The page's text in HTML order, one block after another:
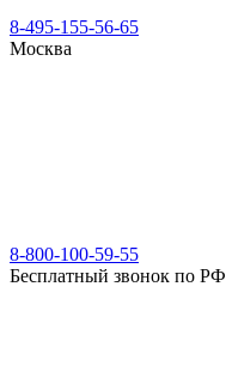
8-495-155-56-65
Москва
8-800-100-59-55
Бесплатный звонок по РФ